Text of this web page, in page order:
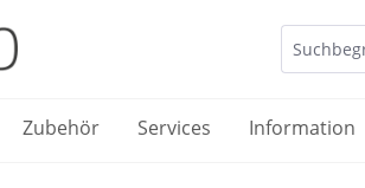
Zubehör Services Information